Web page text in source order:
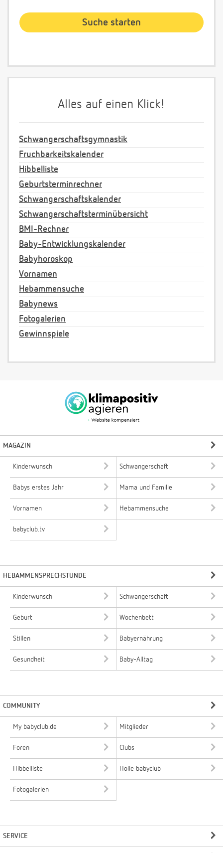
Alles auf einen Klick!
Schwangerschaftsgymnastik
Fruchbarkeitskalender
Hibbelliste
Geburtsterminrechner
Schwangerschaftskalender
Schwangerschaftsterminübersicht
BMI-Rechner
Baby-Entwicklungskalender
Babyhoroskop
Vornamen
Hebammensuche
Babynews
Fotogalerien
Gewinnspiele
MAGAZIN
Kinderwunsch Schwangerschaft
Babys erstes Jahr Mama und Familie
Vornamen Hebammensuche
babyclub.tv
HEBAMMENSPRECHSTUNDE
Kinderwunsch Schwangerschaft
Geburt Wochenbett
Stillen Babyernährung
Gesundheit Baby-Alltag
COMMUNITY
My babyclub.de Mitglieder
Foren Clubs
Hibbelliste Holle babyclub
Fotogalerien
SERVICE